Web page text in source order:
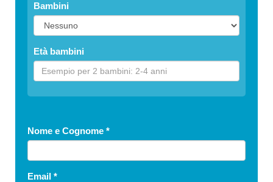
Bambini
Età bambini
Nome e Cognome *
Email *